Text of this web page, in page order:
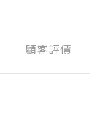
顧客評價